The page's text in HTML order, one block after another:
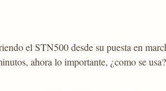
el STN500 desde su puesta en
ahora lo importante, ¿como se usa?